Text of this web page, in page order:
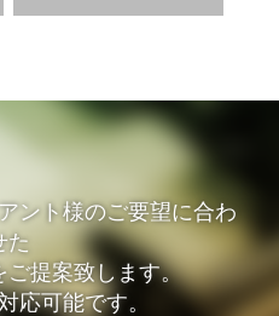
ント様のご要望に合わ
た
ご提案致します。
応可能です。